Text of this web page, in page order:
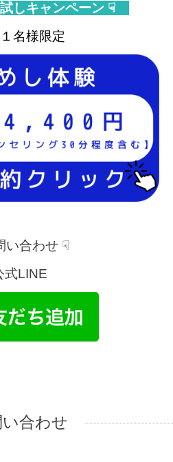
しキャンペーン ☟
名様限定
い合わせ ☟
式LINE
合わせ